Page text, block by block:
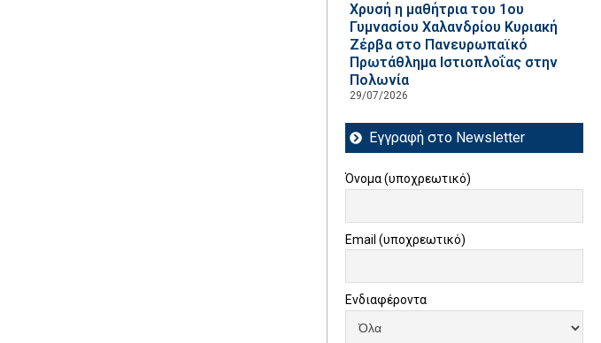
Χρυσή η μαθήτρια του 1ου
Γυμνασίου Χαλανδρίου Κυριακή
Ζέρβα στο Πανευρωπαϊκό
Πρωτάθλημα Ιστιοπλοΐας στην
Πολωνία
29/07/2026
Εγγραφή στο Newsletter
Όνομα (υποχρεωτικό)
Email (υποχρεωτικό)
Ενδιαφέροντα